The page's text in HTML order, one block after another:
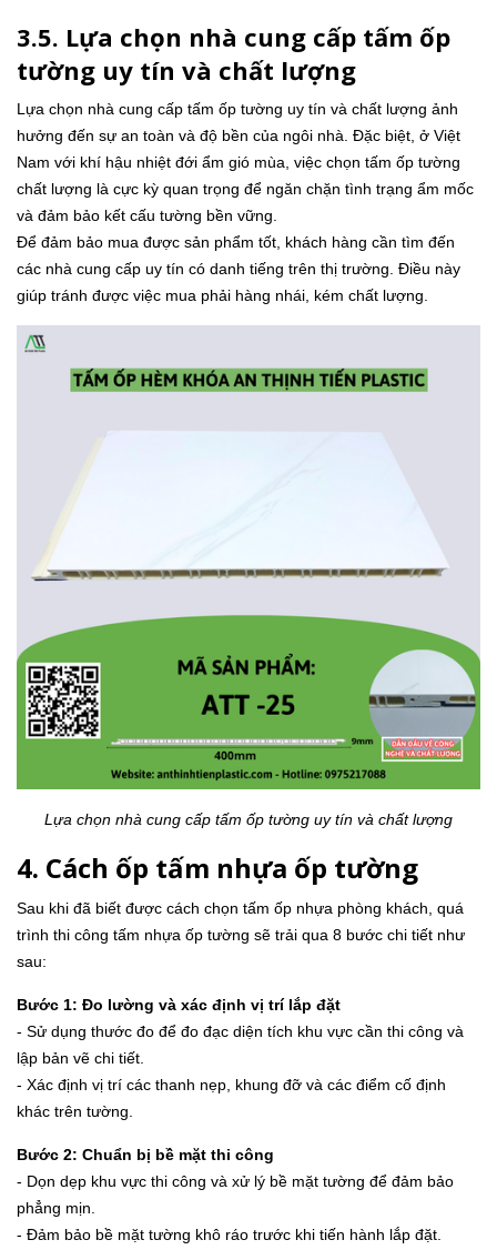
3.5. Lựa chọn nhà cung cấp tấm ốp
tường uy tín và chất lượng
Lựa chọn nhà cung cấp tấm ốp tường uy tín và chất lượng ảnh
hưởng đến sự an toàn và độ bền của ngôi nhà. Đặc biệt, ở Việt
Nam với khí hậu nhiệt đới ẩm gió mùa, việc chọn tấm ốp tường
chất lượng là cực kỳ quan trọng để ngăn chặn tình trạng ẩm mốc
và đảm bảo kết cấu tường bền vững.
Để đảm bảo mua được sản phẩm tốt, khách hàng cần tìm đến
các nhà cung cấp uy tín có danh tiếng trên thị trường. Điều này
giúp tránh được việc mua phải hàng nhái, kém chất lượng.
Lựa chọn nhà cung cấp tấm ốp tường uy tín và chất lượng
4. Cách ốp tấm nhựa ốp tường
Sau khi đã biết được cách chọn tấm ốp nhựa phòng khách, quá
trình thi công tấm nhựa ốp tường sẽ trải qua 8 bước chi tiết như
sau:
Bước 1: Đo lường và xác định vị trí lắp đặt
- Sử dụng thước đo để đo đạc diện tích khu vực cần thi công và
lập bản vẽ chi tiết.
- Xác định vị trí các thanh nẹp, khung đỡ và các điểm cố định
khác trên tường.
Bước 2: Chuẩn bị bề mặt thi công
- Dọn dẹp khu vực thi công và xử lý bề mặt tường để đảm bảo
phẳng mịn.
- Đảm bảo bề mặt tường khô ráo trước khi tiến hành lắp đặt.